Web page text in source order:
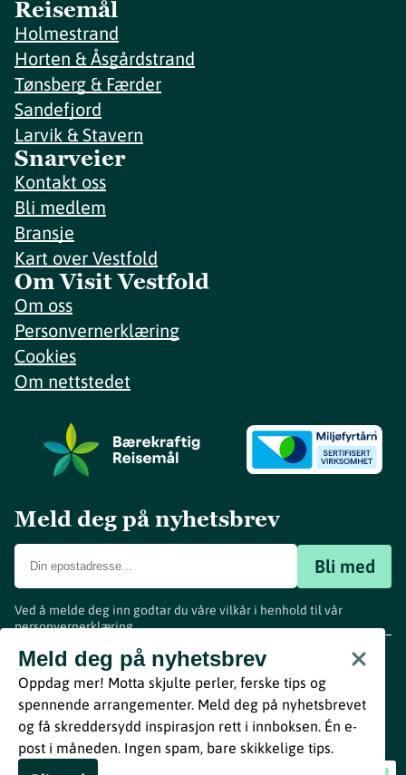
Reisemål
Holmestrand
Horten & Åsgårdstrand
Tønsberg & Færder
Sandefjord
Larvik & Stavern
Snarveier
Kontakt oss
Bli medlem
Bransje
Kart over Vestfold
Om Visit Vestfold
Om oss
Personvernerklæring
Cookies
Om nettstedet
Meld deg på nyhetsbrev
Bli med
Ved å melde deg inn godtar du våre vilkår i henhold til vår
personvernerklæring.
Meld deg på nyhetsbrev
Oppdag mer! Motta skjulte perler, ferske tips og
spennende arrangementer. Meld deg på nyhetsbrevet
og få skreddersydd inspirasjon rett i innboksen. Én e-
post i måneden. Ingen spam, bare skikkelige tips.
www.visitvestfold.com
Turistinformasjon
Vestfold Fylkeskommune
ByBreakfast